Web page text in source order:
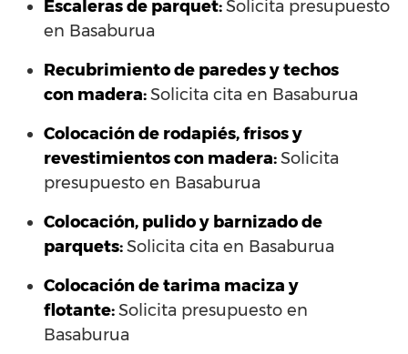
Escaleras de parquet:Solicita presupuesto
en Basaburua
Recubrimiento de paredes y techos
con madera:Solicita cita en Basaburua
Colocación de rodapiés, frisos y
revestimientos con madera:Solicita
presupuesto en Basaburua
Colocación, pulido y barnizado de
parquets:Solicita cita en Basaburua
Colocación de tarima maciza y
flotante:Solicita presupuesto en
Basaburua